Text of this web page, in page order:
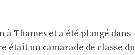
à Thames et a été plongé dans
était un camarade de classe du